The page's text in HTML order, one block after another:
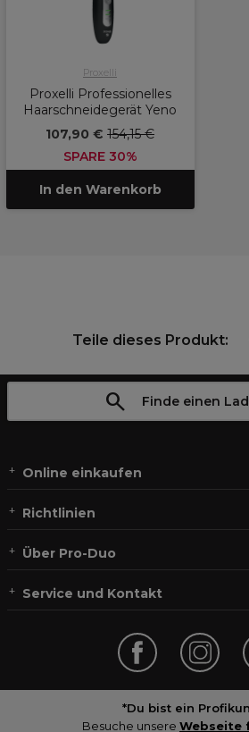
Proxelli
Proxelli Professionelles
Haarschneidegerät Yeno
107,90 € 154,15 €
SPARE 30%
In den Warenkorb
Teile dieses Produkt:
Finde einen
Online einkaufen
Richtlinien
Über Pro-Duo
Service und Kontakt
*Du bist ein
Besuche unsere Webseite